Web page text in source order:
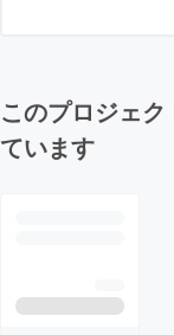
このプロジェ
ています